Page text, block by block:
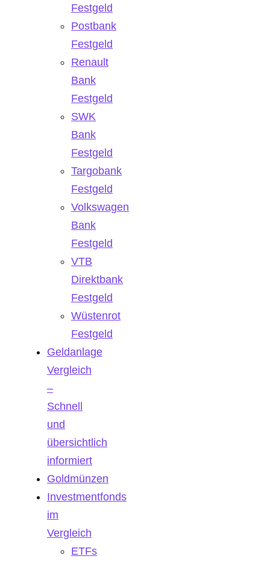
Festgeld
Postbank
Festgeld
Renault
Bank
Festgeld
SWK
Bank
Festgeld
Targobank
Festgeld
Volkswagen
Bank
Festgeld
VTB
Direktbank
Festgeld
Wüstenrot
Festgeld
Geldanlage
Vergleich
–
Schnell
und
übersichtlich
informiert
Goldmünzen
Investmentfonds
im
Vergleich
ETFs